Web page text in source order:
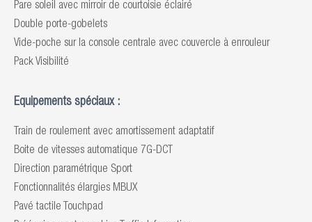
Pare soleil avec mirroir de courtoisie éclairé
Double porte-gobelets
Vide-poche sur la console centrale avec couvercle à enrouleur
Pack Visibilité
Equipements spéciaux :
Train de roulement avec amortissement adaptatif
Boite de vitesses automatique 7G-DCT
Direction paramétrique Sport
Fonctionnalités élargies MBUX
Pavé tactile Touchpad